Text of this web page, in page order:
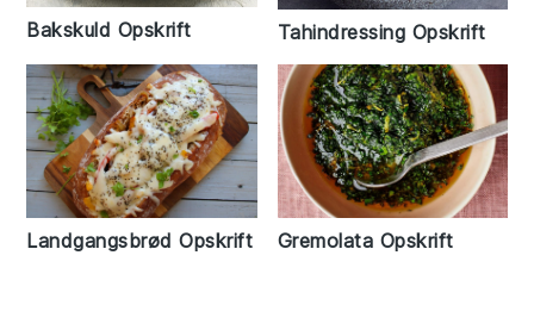
Bakskuld Opskrift Tahindressing Opskrift
Landgangsbrød Opskrift Gremolata Opskrift